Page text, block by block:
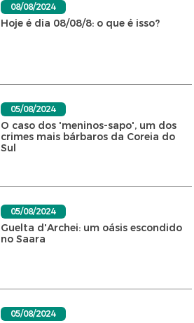
08/08/2024
Hoje é dia 08/08/8: o que é isso?
05/08/2024
O caso dos 'meninos-sapo', um dos
crimes mais bárbaros da Coreia do
Sul
05/08/2024
Guelta d'Archei: um oásis escondido
no Saara
05/08/2024